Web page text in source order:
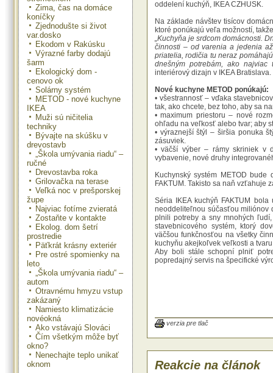
Zima, čas na domáce
koníčky
Zjednodušte si život
var.dosko
Ekodom v Rakúsku
Výrazné farby dodajú
šarm
Ekologický dom -
cenovo ok
Solárny systém
METOD - nové kuchyne
IKEA
Muži sú ničitelia
techniky
Bývajte na skúšku v
drevostavb
„Škola umývania riadu“ –
ručné
Drevostavba roka
Grilovačka na terase
Veľká noc v prešporskej
župe
Najviac fotíme zvieratá
Zostaňte v kontakte
Ekolog. dom šetrí
prostredie
Päťkrát krásny exteriér
Pre ostré spomienky na
leto
„Škola umývania riadu“ –
autom
Otravnému hmyzu vstup
zakázaný
Namiesto klimatizácie
novéokná
Ako vstávajú Slováci
Čím všetkým môže byť
okno?
Nenechajte teplo unikať
oknom
oddelení kuchýň, IKEA CZHUSK.
Na základe návštev tisícov
ktoré ponúkajú veľa možností,
„Kuchyňa je srdcom domácnosti.
činnosti – od varenia a jedenia
priatelia, rodičia tu neraz
dnešným potrebám, ako najviac
interiérový dizajn v IKEA Bratislava.
Nové kuchyne METOD ponúkajú:
• všestrannosť – vďaka
tak, ako chcete, bez toho, aby sa
• maximum priestoru – nové
ohľadu na veľkosť alebo tvar; aby
• výraznejší štýl – širšia ponuka
zásuviek.
• väčší výber – rámy skriniek v
vybavenie, nové druhy
Kuchynský systém METOD
FAKTUM. Takisto sa naň vzťahuje
Séria IKEA kuchýň FAKTUM
neoddeliteľnou súčasťou miliónov
plnili potreby a sny mnohých
stavebnicového systém, ktorý
väčšou funkčnosťou na všetky
kuchyňu akejkoľvek veľkosti a
Aby boli stále schopní plniť
popredajný servis na špecifické
verzia pre tlač
Reakcie na článok